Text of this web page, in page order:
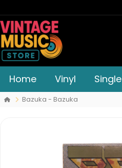
Home Vinyl Single
Bazuka - Bazuka